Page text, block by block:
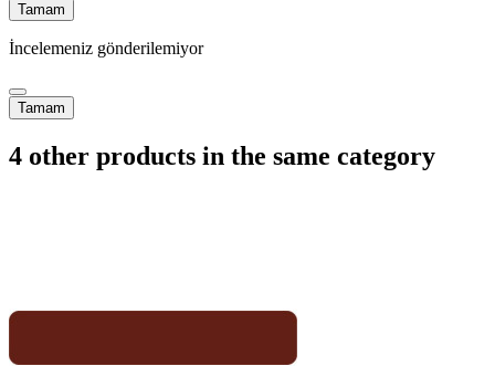
Tamam
İncelemeniz gönderilemiyor
Tamam
4 other products in the same category